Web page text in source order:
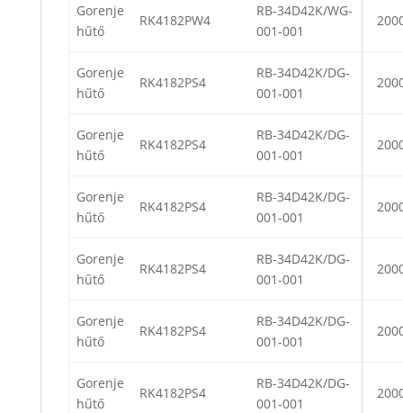
Gorenje
hűtő
RK4182PW4
RB-34D42K/WG-
001-001
Gorenje
hűtő
RK4182PS4
RB-34D42K/DG-
001-001
Gorenje
hűtő
RK4182PS4
RB-34D42K/DG-
001-001
Gorenje
hűtő
RK4182PS4
RB-34D42K/DG-
001-001
Gorenje
hűtő
RK4182PS4
RB-34D42K/DG-
001-001
Gorenje
hűtő
RK4182PS4
RB-34D42K/DG-
001-001
Gorenje
hűtő
RK4182PS4
RB-34D42K/DG-
001-001